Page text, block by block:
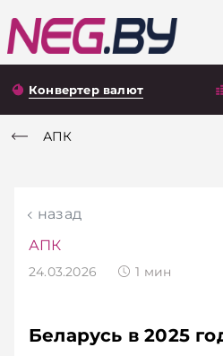
Конвертер валют
АПК
назад
АПК
24.03.2026 1 мин
Беларусь в 2025